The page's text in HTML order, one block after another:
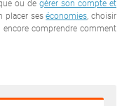
ou de gérer son compte et
placer seséconomies, choisir
encore comprendre comment